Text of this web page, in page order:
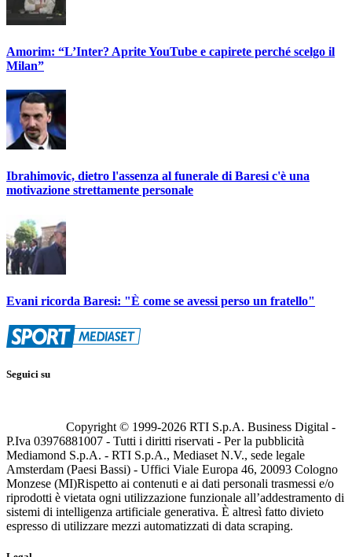
Amorim: “L’Inter? Aprite YouTube e capirete perché scelgo il
Milan”
Ibrahimovic, dietro l'assenza al funerale di Baresi c'è una
motivazione strettamente personale
Evani ricorda Baresi: "È come se avessi perso un fratello"
Seguici su
Copyright © 1999-2026 RTI S.p.A. Business Digital -
P.Iva 03976881007 - Tutti i diritti riservati - Per la pubblicità
Mediamond S.p.A. - RTI S.p.A., Mediaset N.V., sede legale
Amsterdam (Paesi Bassi) - Uffici Viale Europa 46, 20093 Cologno
Monzese (MI)Rispetto ai contenuti e ai dati personali trasmessi e/o
riprodotti è vietata ogni utilizzazione funzionale all’addestramento di
sistemi di intelligenza artificiale generativa. È altresì fatto divieto
espresso di utilizzare mezzi automatizzati di data scraping.